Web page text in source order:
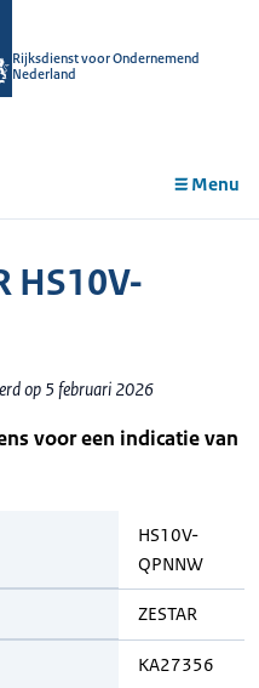
Rijksdienst voor Ondernemend
Nederland
Menu
HS10V-
op 5 februari 2026
voor een indicatie van
HS10V-
QPNNW
ZESTAR
KA27356